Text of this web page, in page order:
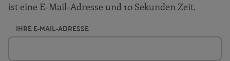
ist eine E-Mail-Adresse und 10 Sekunden Zeit.
IHRE E-MAIL-ADRESSE